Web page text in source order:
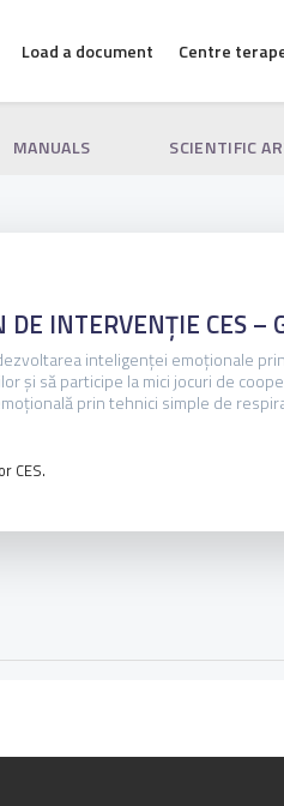
Load a document Centre
MANUALS SCIENTIFIC
INTERVENȚIE CES –
inteligenței emoționale
și să participe la mici jocuri de
prin tehnici simple de
CES.